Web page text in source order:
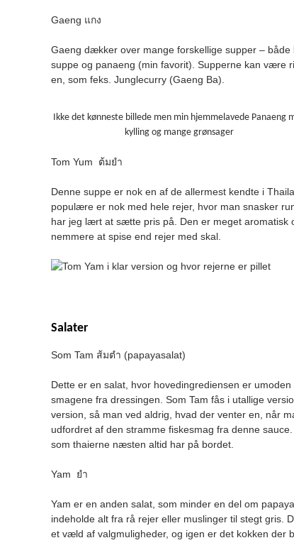
Gaeng แกง
Gaeng dækker over mange forskellige supper –
suppe og panaeng (min favorit). Supperne kan være
en, som feks. Junglecurry (Gaeng Ba).
Ikke det kønneste billede men min hjemmelavede Panaeng
kylling og mange grønsager
Tom Yum ต้มยำ
Denne suppe er nok en af de allermest kendte i
populære er nok med hele rejer, hvor man snasker
har jeg lært at sætte pris på. Den er meget
nemmere at spise end rejer med skal.
Salater
Som Tam ส้มตำ (papayasalat)
Dette er en salat, hvor hovedingrediensen er
smagene fra dressingen. Som Tam fås i utallige
version, så man ved aldrig, hvad der venter en, når
udfordret af den stramme fiskesmag fra denne
som thaierne næsten altid har på bordet.
Yam ยำ
Yam er en anden salat, som minder en del om
indeholde alt fra rå rejer eller muslinger til stegt gris.
et væld af valgmuligheder, og igen er det kokken der